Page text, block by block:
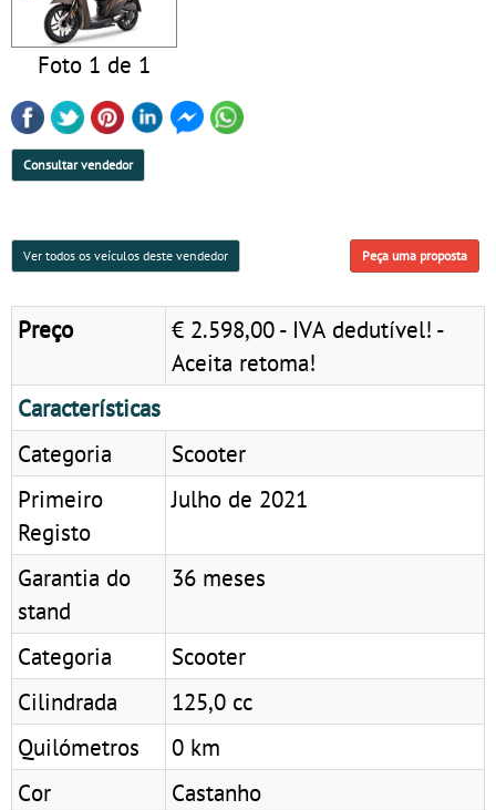
Foto 1 de 1
Consultar vendedor
Ver todos os veículos deste vendedor Peça uma proposta
Preço
€ 2.598,00 - IVA dedutível! -
Aceita retoma!
Características
Categoria
Scooter
Primeiro
Registo
Julho de 2021
Garantia do
stand
36 meses
Categoria
Scooter
Cilindrada
125,0 cc
Quilómetros
0 km
Cor
Castanho